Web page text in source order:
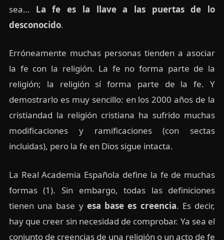
sea… La fe es la llave a las puertas de lo
desconocido.
Erróneamente muchas personas tienden a asociar
la fe con la religión. La fe no forma parte de la
religión; la religión sí forma parte de la fe. Y
demostrarlo es muy sencillo: en los 2000 años de la
cristiandad la religión cristiana ha sufrido muchas
modificaciones y ramificaciones (con sectas
incluidas), pero la fe en Dios sigue intacta.
La Real Academia Española define la fe de muchas
formas (1). Sin embargo, todas las definiciones
tienen una base y esa base es creencia. Es decir,
hay que creer sin necesidad de comprobar. Ya sea el
conjunto de creencias de una religión o un acto de fe